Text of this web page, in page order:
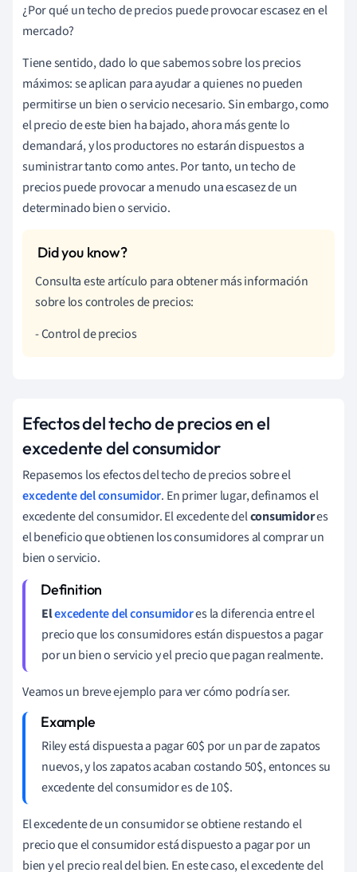
¿Por qué un techo de precios puede provocar escasez en el
mercado?
Tiene sentido, dado lo que sabemos sobre los precios
máximos: se aplican para ayudar a quienes no pueden
permitirse un bien o servicio necesario. Sin embargo, como
el precio de este bien ha bajado, ahora más gente lo
demandará, y los productores no estarán dispuestos a
suministrar tanto como antes. Por tanto, un techo de
precios puede provocar a menudo una escasez de un
determinado bien o servicio.
Consulta este artículo para obtener más información
sobre los controles de precios:
- Control de precios
Efectos del techo de precios en el
excedente del consumidor
Repasemos los efectos del techo de precios sobre el
excedente del consumidor. En primer lugar, definamos el
excedente del consumidor. El excedente delconsumidores
el beneficio que obtienen los consumidores al comprar un
bien o servicio.
Elexcedente del consumidores la diferencia entre el
precio que los consumidores están dispuestos a pagar
por un bien o servicio y el precio que pagan realmente.
Veamos un breve ejemplo para ver cómo podría ser.
Riley está dispuesta a pagar 60$ por un par de zapatos
nuevos, y los zapatos acaban costando 50$, entonces su
excedente del consumidor es de 10$.
El excedente de un consumidor se obtiene restando el
precio que el consumidor está dispuesto a pagar por un
bien y el precio real del bien. En este caso, el excedente del